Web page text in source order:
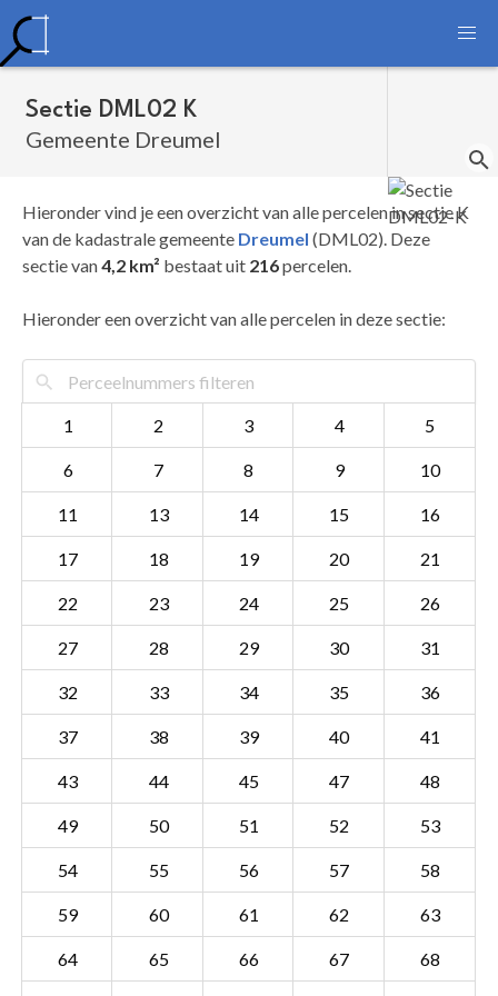
Sectie DML02 K
Gemeente Dreumel
Hieronder vind je een overzicht van alle percelen in sectie K
van de kadastrale gemeente Dreumel (DML02). Deze
sectie van4,2 km² bestaat uit 216percelen.
Hieronder een overzicht van alle percelen in deze sectie:
1 2 3 4 5
6 7 8 9 10
11 13 14 15 16
17 18 19 20 21
22 23 24 25 26
27 28 29 30 31
32 33 34 35 36
37 38 39 40 41
43 44 45 47 48
49 50 51 52 53
54 55 56 57 58
59 60 61 62 63
64 65 66 67 68
Sectie DML02 K
Gemeente Dreumel
Details